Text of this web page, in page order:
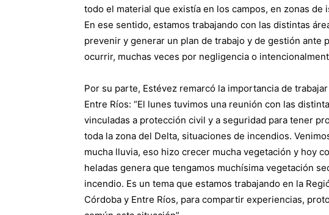
todo el material que existía en los campos, en zonas
En ese sentido, estamos trabajando con las distintas
prevenir y generar un plan de trabajo y de gestión ante
ocurrir, muchas veces por negligencia o
Por su parte, Estévez remarcó la importancia de
Entre Ríos: “El lunes tuvimos una reunión con las
vinculadas a protección civil y a seguridad para tener
toda la zona del Delta, situaciones de incendios.
mucha lluvia, eso hizo crecer mucha vegetación y hoy
heladas genera que tengamos muchísima vegetación
incendio. Es un tema que estamos trabajando en la
Córdoba y Entre Ríos, para compartir experiencias,